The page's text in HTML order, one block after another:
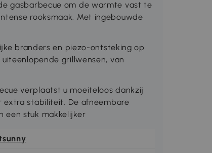
gasbarbecue om de warmte vast te
rooksmaak. Met ingebouwde
branders en piezo-ontsteking op
grillwensen, van
verplaatst u moeiteloos dankzij
stabiliteit. De afneembare
een stuk makkelijker